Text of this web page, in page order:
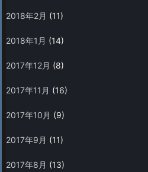
2018年2月 (11)
2018年1月 (14)
2017年12月 (8)
2017年11月 (16)
2017年10月 (9)
2017年9月 (11)
2017年8月 (13)